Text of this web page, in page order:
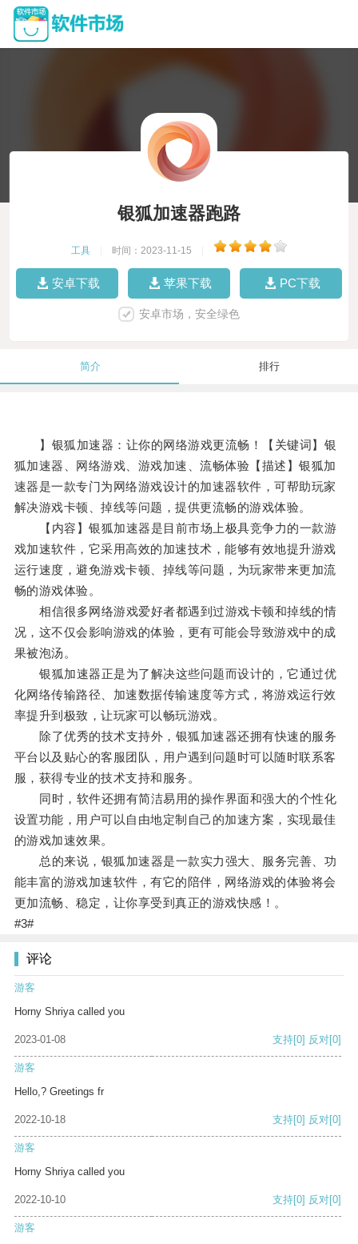
银狐加速器跑路
工具 时间：2023-11-15
安卓下载 苹果下载 PC下载
安卓市场，安全绿色
简介 排行
】银狐加速器：让你的网络游戏更流畅！【关键词】银
狐加速器、网络游戏、游戏加速、流畅体验【描述】银狐加
速器是一款专门为网络游戏设计的加速器软件，可帮助玩家
解决游戏卡顿、掉线等问题，提供更流畅的游戏体验。
【内容】银狐加速器是目前市场上极具竞争力的一款游
戏加速软件，它采用高效的加速技术，能够有效地提升游戏
运行速度，避免游戏卡顿、掉线等问题，为玩家带来更加流
畅的游戏体验。
相信很多网络游戏爱好者都遇到过游戏卡顿和掉线的情
况，这不仅会影响游戏的体验，更有可能会导致游戏中的成
果被泡汤。
银狐加速器正是为了解决这些问题而设计的，它通过优
化网络传输路径、加速数据传输速度等方式，将游戏运行效
率提升到极致，让玩家可以畅玩游戏。
除了优秀的技术支持外，银狐加速器还拥有快速的服务
平台以及贴心的客服团队，用户遇到问题时可以随时联系客
服，获得专业的技术支持和服务。
同时，软件还拥有简洁易用的操作界面和强大的个性化
设置功能，用户可以自由地定制自己的加速方案，实现最佳
的游戏加速效果。
总的来说，银狐加速器是一款实力强大、服务完善、功
能丰富的游戏加速软件，有它的陪伴，网络游戏的体验将会
更加流畅、稳定，让你享受到真正的游戏快感！。
#3#
评论
游客
Horny Shriya called you
2023-01-08 支持[0] 反对[0]
游客
Hello,? Greetings fr
2022-10-18 支持[0] 反对[0]
游客
Horny Shriya called you
2022-10-10 支持[0] 反对[0]
游客